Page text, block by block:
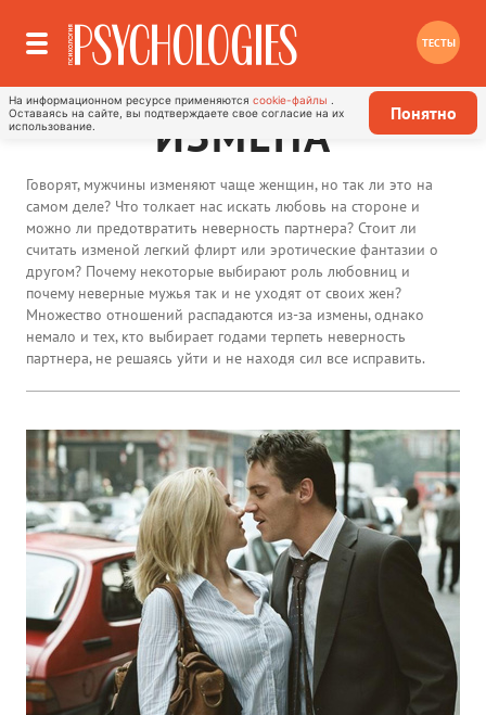
ТЕСТЫ
На информационном ресурсе применяются cookie-файлы
Оставаясь на сайте, вы подтверждаете свое согласие на их
использование.
Понятно
ИЗМЕНА
Говорят, мужчины изменяют чаще женщин, но так ли это на
самом деле? Что толкает нас искать любовь на стороне и
можно ли предотвратить неверность партнера? Стоит ли
считать изменой легкий флирт или эротические фантазии о
другом? Почему некоторые выбирают роль любовниц и
почему неверные мужья так и не уходят от своих жен?
Множество отношений распадаются из-за измены, однако
немало и тех, кто выбирает годами терпеть неверность
партнера, не решаясь уйти и не находя сил все исправить.